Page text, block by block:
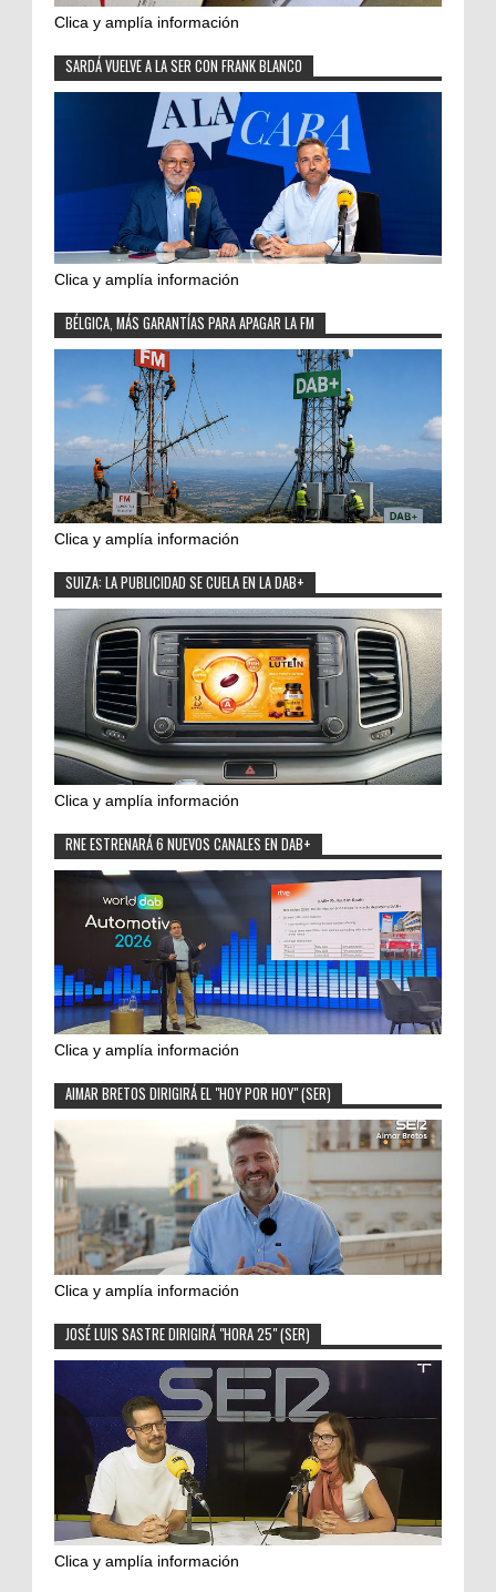
Clica y amplía información
SARDÁ VUELVE A LA SER CON FRANK BLANCO
Clica y amplía información
BÉLGICA, MÁS GARANTÍAS PARA APAGAR LA FM
Clica y amplía información
SUIZA: LA PUBLICIDAD SE CUELA EN LA DAB+
Clica y amplía información
RNE ESTRENARÁ 6 NUEVOS CANALES EN DAB+
Clica y amplía información
AIMAR BRETOS DIRIGIRÁ EL "HOY POR HOY" (SER)
Clica y amplía información
JOSÉ LUIS SASTRE DIRIGIRÁ "HORA 25" (SER)
Clica y amplía información